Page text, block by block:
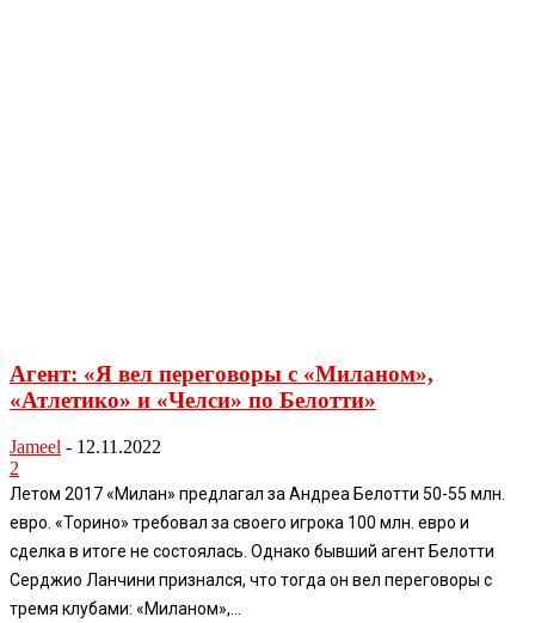
Агент: «Я вел переговоры с «Миланом»,
«Атлетико» и «Челси» по Белотти»
Jameel - 12.11.2022
2
Летом 2017 «Милан» предлагал за Андреа Белотти 50-55 млн.
евро. «Торино» требовал за своего игрока 100 млн. евро и
сделка в итоге не состоялась. Однако бывший агент Белотти
Серджио Ланчини признался, что тогда он вел переговоры с
тремя клубами: «Миланом»,...